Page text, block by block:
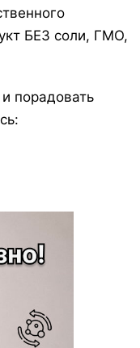
БЕЗ соли, ГМО,
порадовать